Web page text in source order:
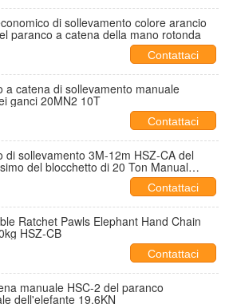
di sollevamento colore arancio
paranco a catena della mano rotonda
Contattaci
a catena di sollevamento manuale
ganci 20MN2 10T
Contattaci
di sollevamento 3M-12m HSZ-CA del
del blocchetto di 20 Ton Manual
Contattaci
Ratchet Pawls Elephant Hand Chain
HSZ-CB
Contattaci
manuale HSC-2 del paranco
dell'elefante 19.6KN